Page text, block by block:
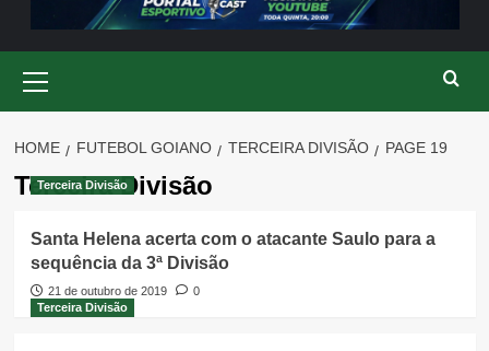
Menu
HOME FUTEBOL GOIANO TERCEIRA DIVISÃO PAGE 19
Terceira Divisão
Terceira Divisão
Santa Helena acerta com o atacante Saulo para a
sequência da 3ª Divisão
21 de outubro de 2019
0
Terceira Divisão